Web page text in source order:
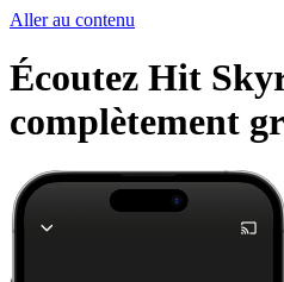
Aller au contenu
Écoutez Hit
complètement